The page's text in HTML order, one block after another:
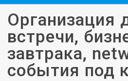
Организация
встречи,
завтрака,
события под